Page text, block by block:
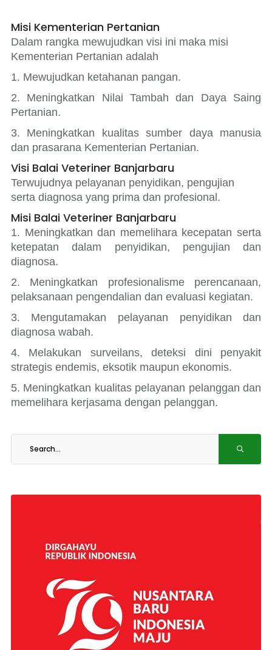
Misi Kementerian Pertanian
Dalam rangka mewujudkan visi ini maka misi
Kementerian Pertanian adalah
1. Mewujudkan ketahanan pangan.
2. Meningkatkan Nilai Tambah dan Daya Saing
Pertanian.
3. Meningkatkan kualitas sumber daya manusia
dan prasarana Kementerian Pertanian.
Visi Balai Veteriner Banjarbaru
Terwujudnya pelayanan penyidikan, pengujian
serta diagnosa yang prima dan profesional.
Misi Balai Veteriner Banjarbaru
1. Meningkatkan dan memelihara kecepatan serta
ketepatan dalam penyidikan, pengujian dan
diagnosa.
2. Meningkatkan profesionalisme perencanaan,
pelaksanaan pengendalian dan evaluasi kegiatan.
3. Mengutamakan pelayanan penyidikan dan
diagnosa wabah.
4. Melakukan surveilans, deteksi dini penyakit
strategis endemis, eksotik maupun ekonomis.
5. Meningkatkan kualitas pelayanan pelanggan dan
memelihara kerjasama dengan pelanggan.